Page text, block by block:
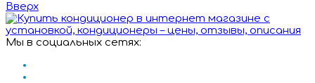
Вверх
Мы в социальных сетях: